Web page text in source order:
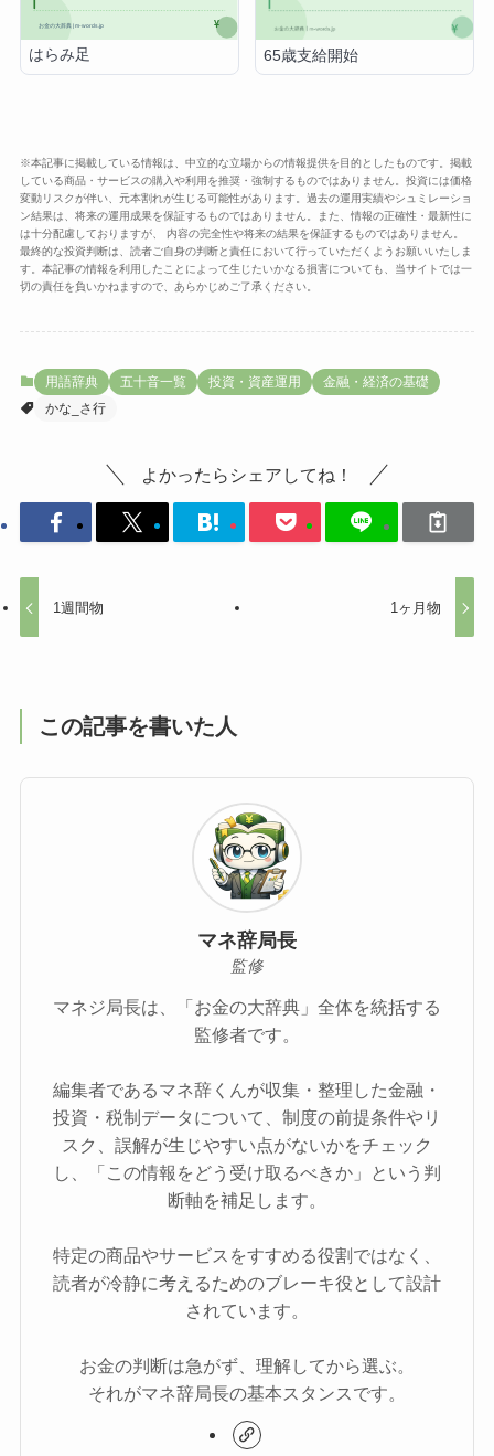
はらみ足 65歳支給開始
※本記事に掲載している情報は、中立的な立場からの情報提供を目的としたものです。掲載
している商品・サービスの購入や利用を推奨・強制するものではありません。投資には価格
変動リスクが伴い、元本割れが生じる可能性があります。過去の運用実績やシュミレーショ
ン結果は、将来の運用成果を保証するものではありません。また、情報の正確性・最新性に
は十分配慮しておりますが、 内容の完全性や将来の結果を保証するものではありません。
最終的な投資判断は、読者ご自身の判断と責任において行っていただくようお願いいたしま
す。本記事の情報を利用したことによって生じたいかなる損害についても、当サイトでは一
切の責任を負いかねますので、あらかじめご了承ください。
用語辞典 五十音一覧 投資・資産運用
金融・経済の基礎
かな_さ行
よかったらシェアしてね！
1週間物 1ヶ月物
この記事を書いた人
マネ辞局長
監修
マネジ局長は、「お金の大辞典」全体を統括する
監修者です。
編集者であるマネ辞くんが収集・整理した金融・
投資・税制データについて、制度の前提条件やリ
スク、誤解が生じやすい点がないかをチェック
し、「この情報をどう受け取るべきか」という判
断軸を補足します。
特定の商品やサービスをすすめる役割ではなく、
読者が冷静に考えるためのブレーキ役として設計
されています。
お金の判断は急がず、理解してから選ぶ。
それがマネ辞局長の基本スタンスです。